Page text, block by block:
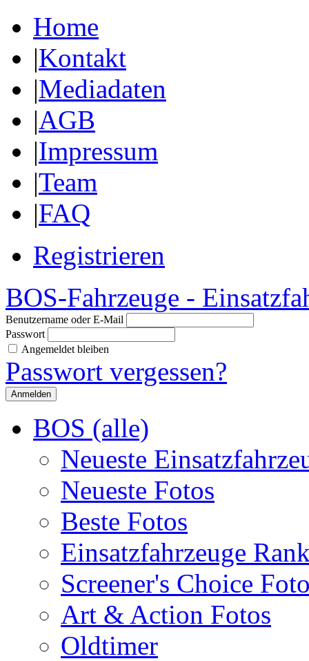
Home
|Kontakt
|Mediadaten
|AGB
|Impressum
|Team
|FAQ
Registrieren
BOS-Fahrzeuge -
Benutzername oder E-Mail
Passwort
Angemeldet bleiben
Passwort vergessen?
BOS (alle)
Neueste
Neueste Fotos
Beste Fotos
Einsatzfahrzeuge
Screener's Choice
Art & Action Fotos
Oldtimer